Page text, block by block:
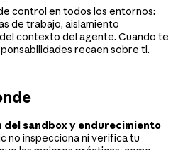
control en todos los entornos:
de trabajo, aislamiento
contexto del agente. Cuando te
recaen sobre ti.
del sandbox y endurecimiento
no inspecciona ni verifica tu